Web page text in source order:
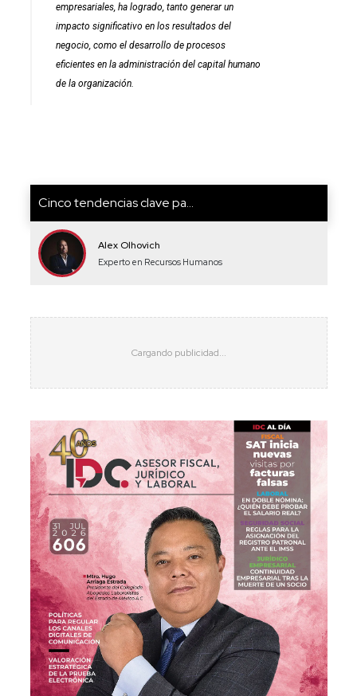
empresariales, ha logrado, tanto generar un
impacto significativo en los resultados del
negocio, como el desarrollo de procesos
eficientes en la administración del capital humano
de la organización.
Cinco tendencias clave pa...
Alex Olhovich
Experto en Recursos Humanos